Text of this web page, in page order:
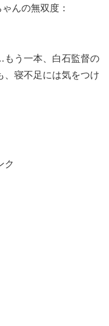
んの無双度：
う一本、白石監督の
、寝不足には気をつけ
ク